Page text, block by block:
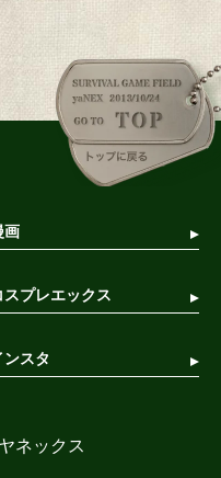
ネックス
画
スプレエックス
ンスタ